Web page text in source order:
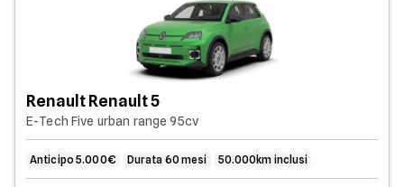
Renault Renault 5
E-Tech Five urban range 95cv
Anticipo 5.000€ Durata 60 mesi 50.000km inclusi